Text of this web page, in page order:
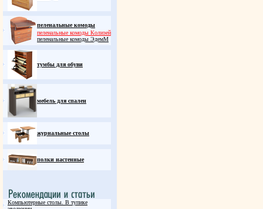
пеленальные комоды
пеленальные комоды Колизей
пеленальные комоды ЭдемM
тумбы для обуви
мебель для спален
журнальные столы
полки настенные
Компьютерные столы. В тупике